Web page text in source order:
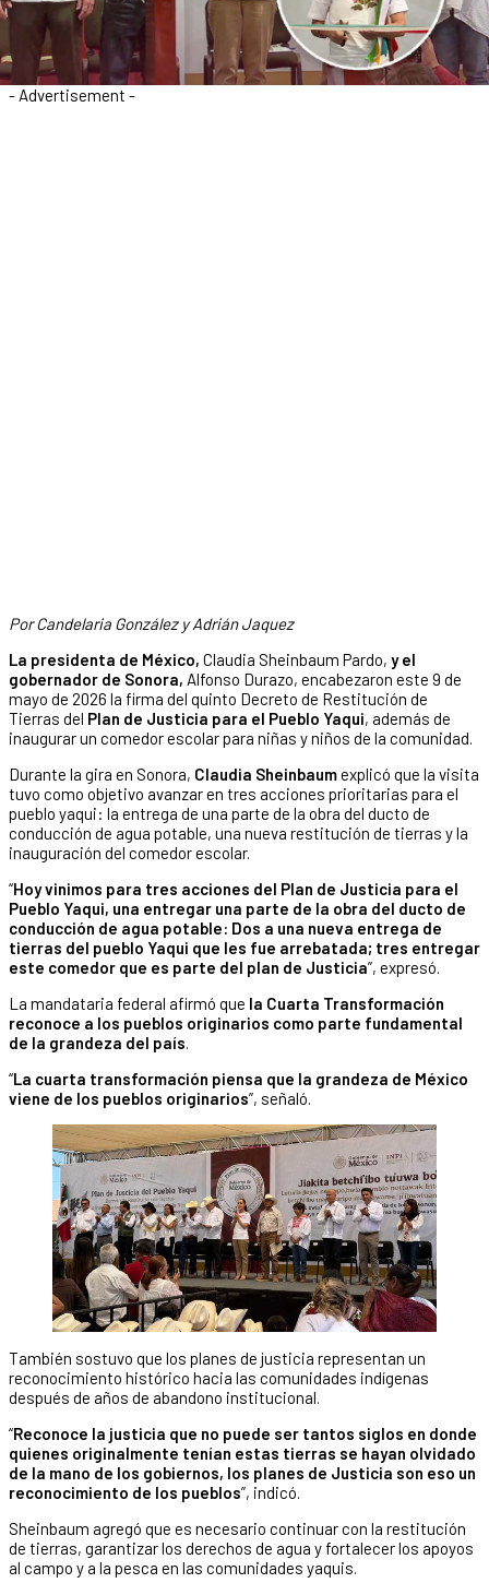
- Advertisement -
Por Candelaria González y Adrián Jaquez
La presidenta de México, Claudia Sheinbaum Pardo, y el
gobernador de Sonora, Alfonso Durazo, encabezaron este 9 de
mayo de 2026 la firma del quinto Decreto de Restitución de
Tierras del Plan de Justicia para el Pueblo Yaqui, además de
inaugurar un comedor escolar para niñas y niños de la comunidad.
Durante la gira en Sonora, Claudia Sheinbaumexplicó que la visita
tuvo como objetivo avanzar en tres acciones prioritarias para el
pueblo yaqui: la entrega de una parte de la obra del ducto de
conducción de agua potable, una nueva restitución de tierras y la
inauguración del comedor escolar.
“Hoy vinimos para tres acciones del Plan de Justicia para el
Pueblo Yaqui, una entregar una parte de la obra del ducto de
conducción de agua potable: Dos a una nueva entrega de
tierras del pueblo Yaqui que les fue arrebatada; tres entregar
este comedor que es parte del plan de Justicia”, expresó.
La mandataria federal afirmó que la Cuarta Transformación
reconoce a los pueblos originarios como parte fundamental
de la grandeza del país.
“La cuarta transformación piensa que la grandeza de México
viene de los pueblos originarios”, señaló.
También sostuvo que los planes de justicia representan un
reconocimiento histórico hacia las comunidades indígenas
después de años de abandono institucional.
“Reconoce la justicia que no puede ser tantos siglos en donde
quienes originalmente tenían estas tierras se hayan olvidado
de la mano de los gobiernos, los planes de Justicia son eso un
reconocimiento de los pueblos”, indicó.
Sheinbaum agregó que es necesario continuar con la restitución
de tierras, garantizar los derechos de agua y fortalecer los apoyos
al campo y a la pesca en las comunidades yaquis.